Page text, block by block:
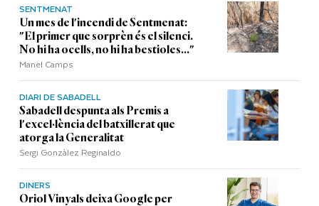
SENTMENAT
Un mes de l'incendi de Sentmenat:
"El primer que sorprèn és el silenci.
No hi ha ocells, no hi ha bestioles..."
Manel Camps
DIARI DE SABADELL
Sabadell despunta als Premis a
l'excel·lència del batxillerat que
atorga la Generalitat
Sergi Gonzàlez Reginaldo
DINERS
Oriol Vinyals deixa Google per